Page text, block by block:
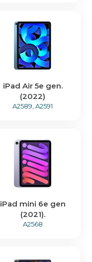
iPad Air 5e gen.
(2022)
A2589, A2591
iPad mini 6e gen
(2021).
A2568